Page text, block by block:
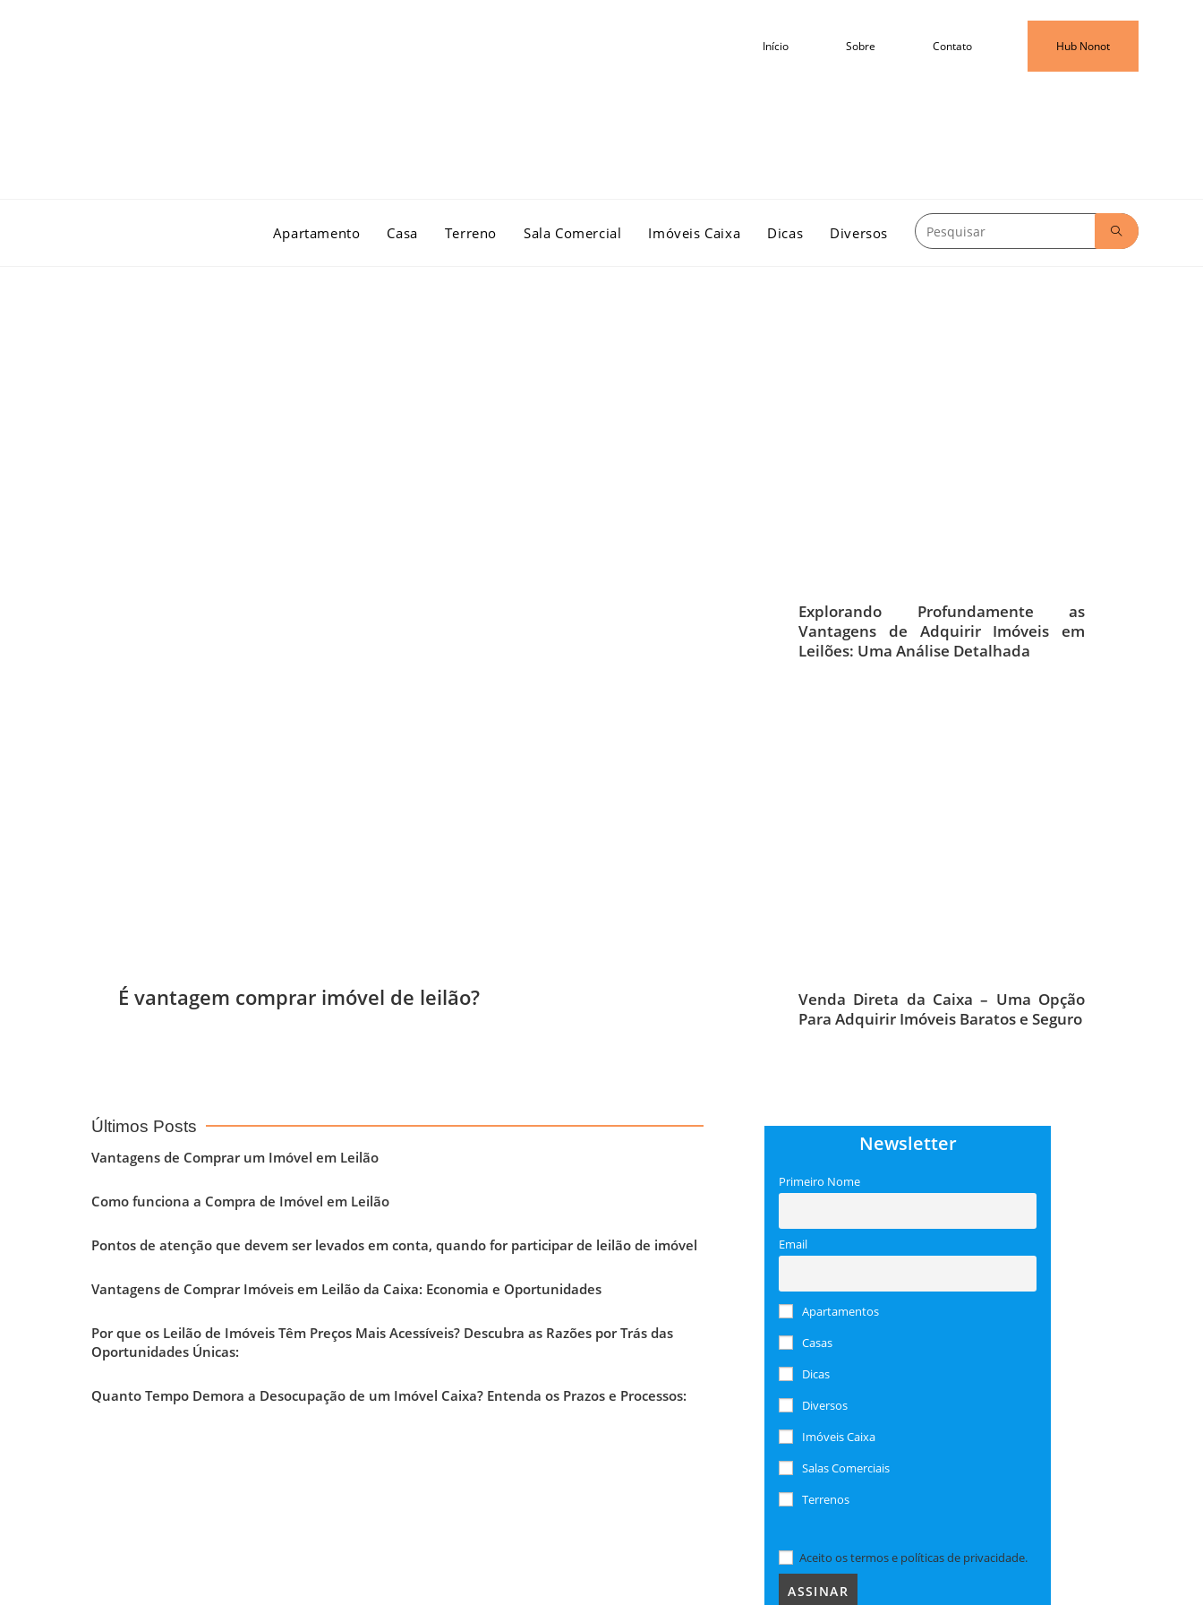
Início Sobre Contato Hub Nonot
Apartamento Casa Terreno Sala Comercial Imóveis Caixa Dicas Diversos
É vantagem comprar imóvel de leilão?
Explorando Profundamente as
Vantagens de Adquirir Imóveis em
Leilões: Uma Análise Detalhada
Venda Direta da Caixa – Uma Opção
Para Adquirir Imóveis Baratos e Seguro
Últimos Posts
Vantagens de Comprar um Imóvel em Leilão
Como funciona a Compra de Imóvel em Leilão
Pontos de atenção que devem ser levados em conta, quando for participar de leilão de imóvel
Vantagens de Comprar Imóveis em Leilão da Caixa: Economia e Oportunidades
Por que os Leilão de Imóveis Têm Preços Mais Acessíveis? Descubra as Razões por Trás das
Oportunidades Únicas:
Quanto Tempo Demora a Desocupação de um Imóvel Caixa? Entenda os Prazos e Processos:
Newsletter
Primeiro Nome
Email
Apartamentos
Casas
Dicas
Diversos
Imóveis Caixa
Salas Comerciais
Terrenos
Aceito os termos e políticas de privacidade.